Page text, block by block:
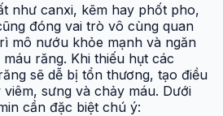
như canxi, kẽm hay phốt pho,
đóng vai trò vô cùng quan
mô nướu khỏe mạnh và ngăn
răng. Khi thiếu hụt các
sẽ dễ bị tổn thương, tạo điều
sưng và chảy máu. Dưới
cần đặc biệt chú ý: